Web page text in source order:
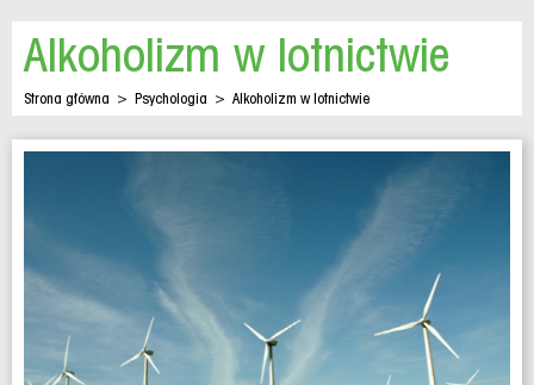
Alkoholizm w lotnictwie
Strona główna > Psychologia > Alkoholizm w lotnictwie